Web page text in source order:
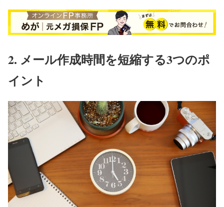
2. メール作成時間を短縮する3つのポ
イント